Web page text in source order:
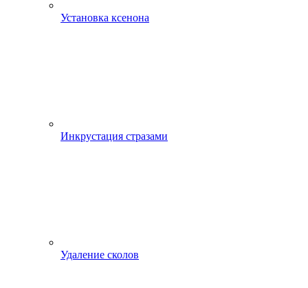
Установка ксенона
Инкрустация стразами
Удаление сколов